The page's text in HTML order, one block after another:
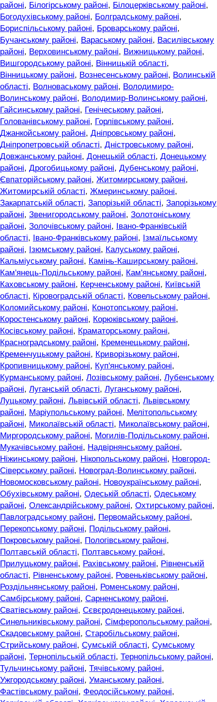
районі, Білогірському районі, Білоцерківському районі,
Богодухівському районі, Болградському районі,
Бориспільському районі, Броварському районі,
Бучанському районі, Вараському районі, Василівському
районі, Верховинському районі, Вижницькому районі,
Вишгородському районі, Вінницькій області,
Вінницькому районі, Вознесенському районі, Волинській
області, Волноваському районі, Володимиро-
Волинському районі, Володимир-Волинському районі,
Гайсинському районі, Генічеському районі,
Голованівському районі, Горлівському районі,
Джанкойському районі, Дніпровському районі,
Дніпропетровській області, Дністровському районі,
Довжанському районі, Донецькій області, Донецькому
районі, Дрогобицькому районі, Дубенському районі,
Євпаторійському районі, Житомирському районі,
Житомирській області, Жмеринському районі,
Закарпатській області, Запорізькій області, Запорізькому
районі, Звенигородському районі, Золотоніському
районі, Золочівському районі,
Івано-Франківській
області, Івано-Франківському районі, Ізмаїльському
районі, Ізюмському районі, Калуському районі,
Кальміуському районі, Камінь-Каширському районі,
Кам'янець-Подільському районі, Кам'янському районі,
Каховському районі, Керченському районі, Київській
області, Кіровоградській області, Ковельському районі,
Коломийському районі, Конотопському районі,
Коростенському районі, Корюківському районі,
Косівському районі, Краматорському районі,
Красноградському районі, Кременецькому районі,
Кременчуцькому районі, Криворізькому районі,
Кропивницькому районі, Куп'янському районі,
Курманському районі, Лозівському районі, Лубенському
районі, Луганській області, Луганському районі,
Луцькому районі, Львівській області, Львівському
районі, Маріупольському районі, Мелітопольському
районі, Миколаївській області, Миколаївському районі,
Миргородському районі, Могилів-Подільському районі,
Мукачівському районі, Надвірнянському районі,
Ніжинському районі, Нікопольському районі, Новгород-
Сіверському районі, Новоград-Волинському районі,
Новомосковському районі, Новоукраїнському районі,
Обухівському районі, Одеській області, Одеському
районі, Олександрійському районі, Охтирському районі,
Павлоградському районі, Первомайському районі,
Перекопському районі, Подільському районі,
Покровському районі, Пологівському районі,
Полтавській області, Полтавському районі,
Прилуцькому районі, Рахівському районі, Рівненській
області, Рівненському районі, Ровеньківському районі,
Роздільнянському районі, Роменському районі,
Самбірському районі, Сарненському районі,
Сватівському районі, Сєвєродонецькому районі,
Синельниківському районі, Сімферопольському районі,
Скадовському районі, Старобільському районі,
Стрийському районі, Сумській області, Сумському
районі, Тернопільській області, Тернопільському районі,
Тульчинському районі, Тячівському районі,
Ужгородському районі, Уманському районі,
Фастівському районі, Феодосійському районі,